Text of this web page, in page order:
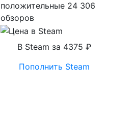
положительные 24 306
обзоров
В Steam за 4375 ₽
Пополнить Steam